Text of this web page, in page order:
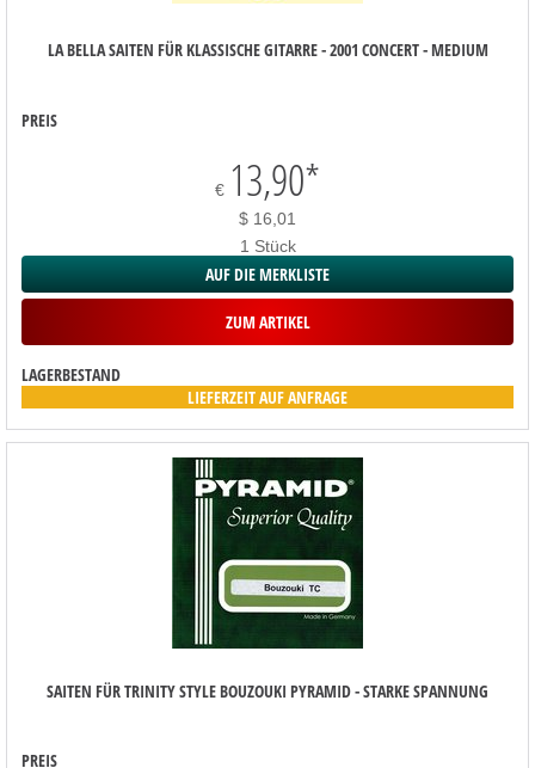
LA BELLA SAITEN FÜR KLASSISCHE GITARRE - 2001 CONCERT - MEDIUM
PREIS
€ 13,90*
$ 16,01
1 Stück
AUF DIE MERKLISTE
ZUM ARTIKEL
LAGERBESTAND
LIEFERZEIT AUF ANFRAGE
SAITEN FÜR TRINITY STYLE BOUZOUKI PYRAMID - STARKE SPANNUNG
PREIS